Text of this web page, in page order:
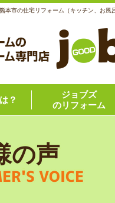
本市の住宅リフォーム（キッチン、お
？
ジョブズ
のリフォーム
の声
VOICE